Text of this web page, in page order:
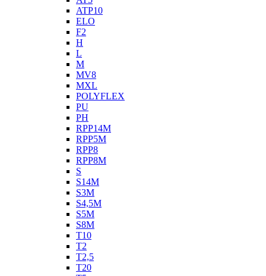
ATP10
ELO
F2
H
L
M
MV8
MXL
POLYFLEX
PU
PH
RPP14M
RPP5M
RPP8
RPP8M
S
S14M
S3M
S4,5M
S5M
S8M
T10
T2
T2,5
T20